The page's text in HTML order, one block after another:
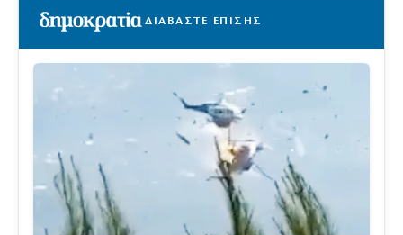
ΔΙΑΒΑΣΤΕ ΕΠΙΣΗΣ